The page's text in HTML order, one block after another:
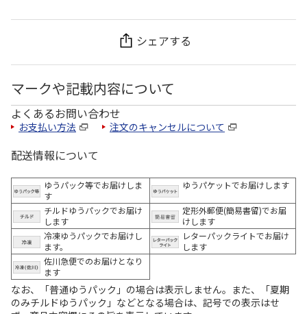
シェアする
マークや記載内容について
よくあるお問い合わせ
お支払い方法 注文のキャンセルについて
配送情報について
ゆうパック等でお届けしま
す
ゆうパケットでお届けします
チルドゆうパックでお届け
します
定形外郵便(簡易書留)でお届
けします
冷凍ゆうパックでお届けし
ます。
レターパックライトでお届け
します
佐川急便でのお届けとなり
ます
なお、「普通ゆうパック」の場合は表示しません。また、「夏期
のみチルドゆうパック」などとなる場合は、記号での表示はせ